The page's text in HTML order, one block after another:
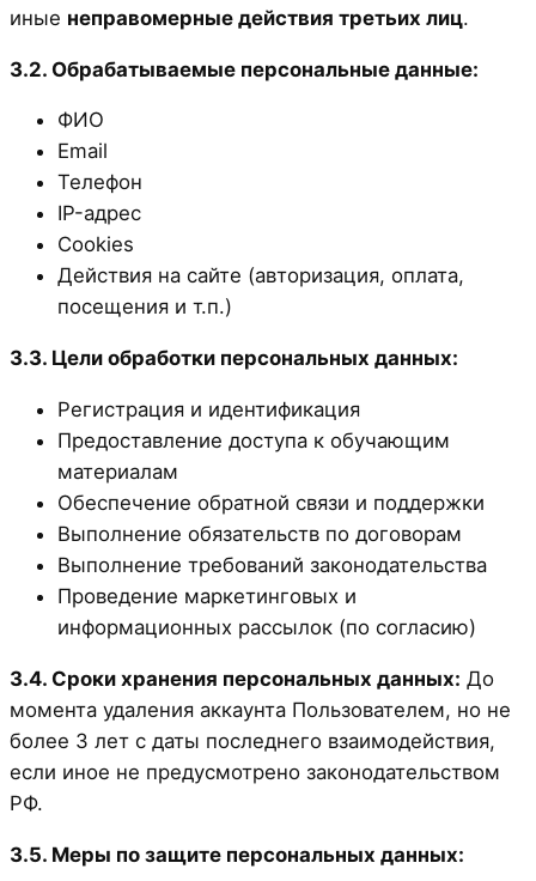
иные неправомерные действия третьих лиц.
3.2. Обрабатываемые персональные данные:
ФИО
Email
Телефон
IP-адрес
Cookies
Действия на сайте (авторизация, оплата,
посещения и т.п.)
3.3. Цели обработки персональных данных:
Регистрация и идентификация
Предоставление доступа к обучающим
материалам
Обеспечение обратной связи и поддержки
Выполнение обязательств по договорам
Выполнение требований законодательства
Проведение маркетинговых и
информационных рассылок (по согласию)
3.4. Сроки хранения персональных данных: До
момента удаления аккаунта Пользователем, но не
более 3 лет с даты последнего взаимодействия,
если иное не предусмотрено законодательством
РФ.
3.5. Меры по защите персональных данных: